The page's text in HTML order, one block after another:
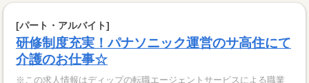
[パート・アルバイト]
研修制度充実！パナソニック運営のサ高住にて
介護のお仕事☆
※この求人情報はディップの転職エージェントサービスによる職業